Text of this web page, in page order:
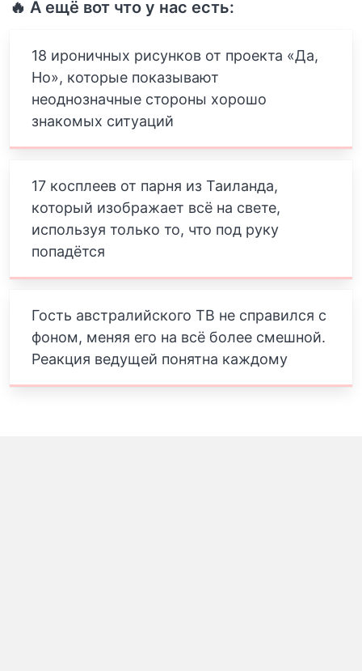
🔥 А ещё вот что у нас есть:
18 ироничных рисунков от проекта «Да,
Но», которые показывают
неоднозначные стороны хорошо
знакомых ситуаций
17 косплеев от парня из Таиланда,
который изображает всё на свете,
используя только то, что под руку
попадётся
Гость австралийского ТВ не справился с
фоном, меняя его на всё более смешной.
Реакция ведущей понятна каждому